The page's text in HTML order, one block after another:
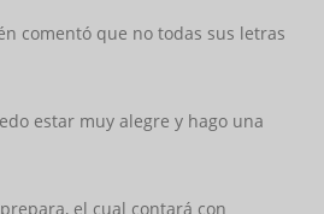
comentó que no todas sus letras
estar muy alegre y hago una
el cual contará con